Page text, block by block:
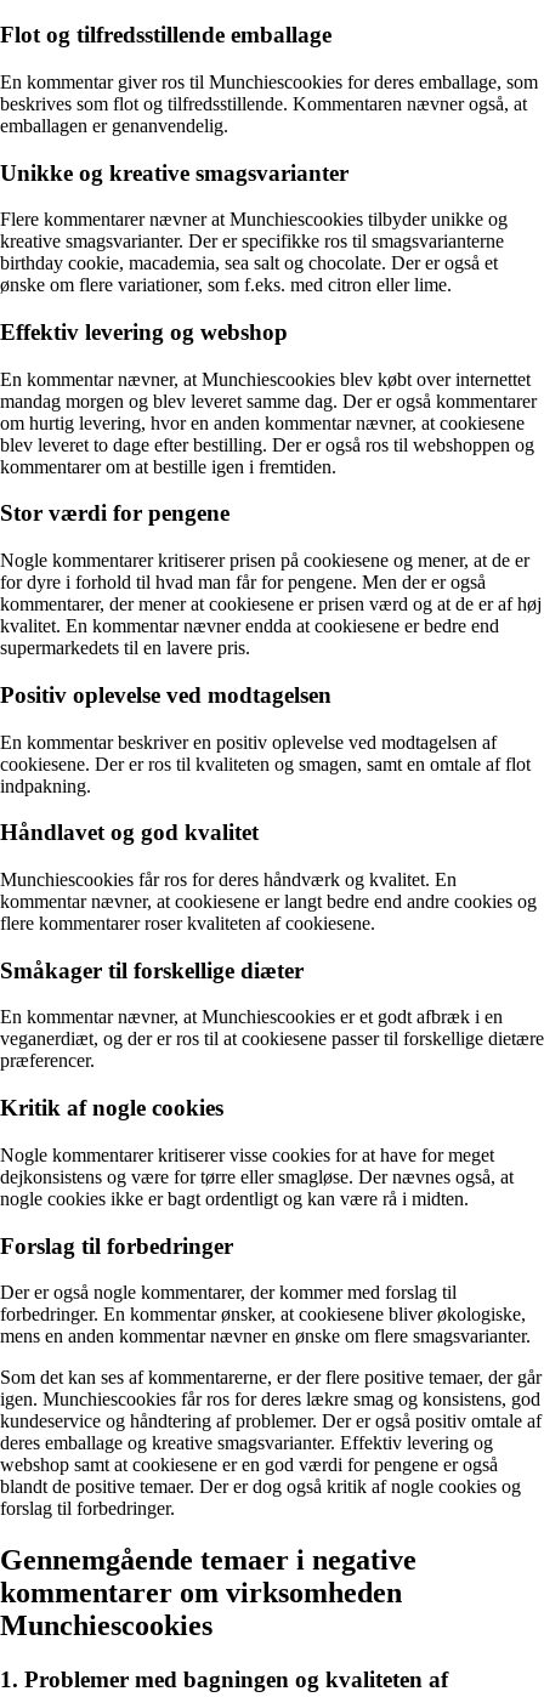
Flot og tilfredsstillende emballage
En kommentar giver ros til Munchiescookies for deres emballage, som
beskrives som flot og tilfredsstillende. Kommentaren nævner også, at
emballagen er genanvendelig.
Unikke og kreative smagsvarianter
Flere kommentarer nævner at Munchiescookies tilbyder unikke og
kreative smagsvarianter. Der er specifikke ros til smagsvarianterne
birthday cookie, macademia, sea salt og chocolate. Der er også et
ønske om flere variationer, som f.eks. med citron eller lime.
Effektiv levering og webshop
En kommentar nævner, at Munchiescookies blev købt over internettet
mandag morgen og blev leveret samme dag. Der er også kommentarer
om hurtig levering, hvor en anden kommentar nævner, at cookiesene
blev leveret to dage efter bestilling. Der er også ros til webshoppen og
kommentarer om at bestille igen i fremtiden.
Stor værdi for pengene
Nogle kommentarer kritiserer prisen på cookiesene og mener, at de er
for dyre i forhold til hvad man får for pengene. Men der er også
kommentarer, der mener at cookiesene er prisen værd og at de er af høj
kvalitet. En kommentar nævner endda at cookiesene er bedre end
supermarkedets til en lavere pris.
Positiv oplevelse ved modtagelsen
En kommentar beskriver en positiv oplevelse ved modtagelsen af
cookiesene. Der er ros til kvaliteten og smagen, samt en omtale af flot
indpakning.
Håndlavet og god kvalitet
Munchiescookies får ros for deres håndværk og kvalitet. En
kommentar nævner, at cookiesene er langt bedre end andre cookies og
flere kommentarer roser kvaliteten af cookiesene.
Småkager til forskellige diæter
En kommentar nævner, at Munchiescookies er et godt afbræk i en
veganerdiæt, og der er ros til at cookiesene passer til forskellige dietære
præferencer.
Kritik af nogle cookies
Nogle kommentarer kritiserer visse cookies for at have for meget
dejkonsistens og være for tørre eller smagløse. Der nævnes også, at
nogle cookies ikke er bagt ordentligt og kan være rå i midten.
Forslag til forbedringer
Der er også nogle kommentarer, der kommer med forslag til
forbedringer. En kommentar ønsker, at cookiesene bliver økologiske,
mens en anden kommentar nævner en ønske om flere smagsvarianter.
Som det kan ses af kommentarerne, er der flere positive temaer, der går
igen. Munchiescookies får ros for deres lækre smag og konsistens, god
kundeservice og håndtering af problemer. Der er også positiv omtale af
deres emballage og kreative smagsvarianter. Effektiv levering og
webshop samt at cookiesene er en god værdi for pengene er også
blandt de positive temaer. Der er dog også kritik af nogle cookies og
forslag til forbedringer.
Gennemgående temaer i negative
kommentarer om virksomheden
Munchiescookies
1. Problemer med bagningen og kvaliteten af